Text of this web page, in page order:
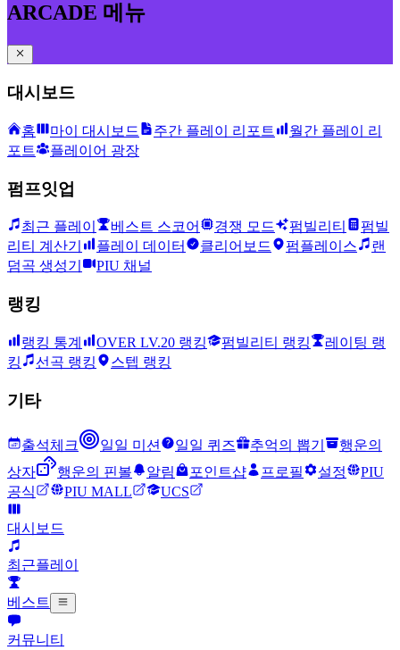
ARCADE 메뉴
대시보드
홈 마이 대시보드 주간 플레이 리포트
월간 플레이 리
포트
플레이어 광장
펌프잇업
최근 플레이 베스트 스코어 경쟁 모드 펌빌리티
펌빌
리티 계산기
플레이 데이터 클리어보드 펌플레이스
랜
덤곡 생성기
PIU 채널
랭킹
랭킹 통계 OVER LV.20 랭킹 펌빌리티 랭킹
레이팅 랭
킹
선곡 랭킹 스텝 랭킹
기타
출석체크 일일 미션 일일 퀴즈 추억의 뽑기
행운의
상자
행운의 핀볼 알림 포인트샵 프로필 설정
PIU
공식
PIU MALL UCS
대시보드
최근플레이
베스트
커뮤니티